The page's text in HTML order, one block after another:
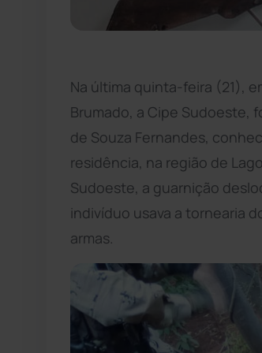
Na última quinta-feira (21),
Brumado, a Cipe Sudoeste,
de Souza Fernandes,
residência, na região de
Sudoeste, a guarnição
indivíduo usava a tornearia
armas.